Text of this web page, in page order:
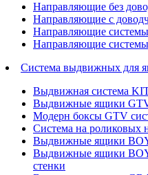
Направляющие без
Направляющие с
Направляющие системы
Направляющие
Система выдвижных для
Выдвижная система
Выдвижные ящики
Модерн боксы GTV
Система на роликовых
Выдвижные ящики
Выдвижные ящики
стенки